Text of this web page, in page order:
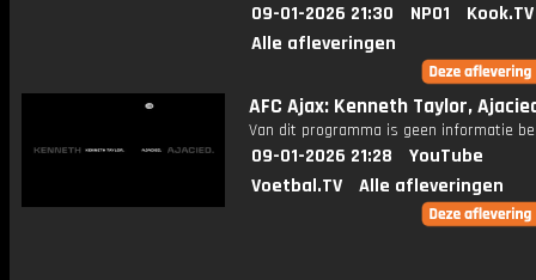
09-01-2026 21:30 NPO1
Kook.TV
Alle afleveringen
AFC Ajax: Kenneth Taylor,
Van dit programma is geen informatie
09-01-2026 21:28
YouTube
Voetbal.TV
Alle afleveringen